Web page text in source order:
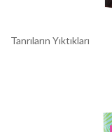
Tanrıların Yıktıkları